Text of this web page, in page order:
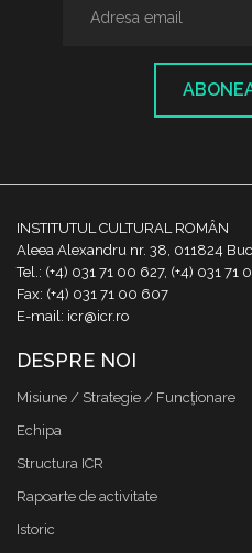
INSTITUTUL CULTURAL ROMÂN
Aleea Alexandru nr. 38, 011824
Tel.: (+4) 031 71 00 627, (+4) 031 71
Fax: (+4) 031 71 00 607
E-mail: icr@icr.ro
DESPRE NOI
Misiune / Strategie / Funcţionare
Echipa
Structura ICR
Rapoarte de activitate
Istoric